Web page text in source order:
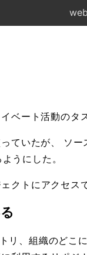
ベート活動のタ
ていたが、 ソ
うにした。
クトにアクセス
リ、組織のどこ